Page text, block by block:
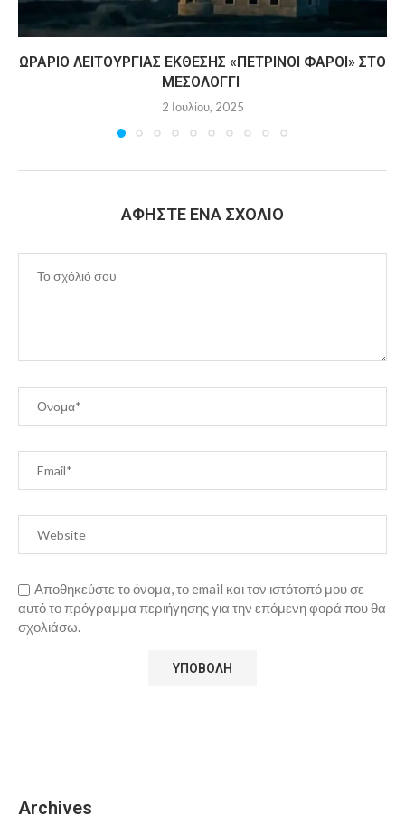
ΩΡΆΡΙΟ ΛΕΙΤΟΥΡΓΊΑΣ ΈΚΘΕΣΗΣ «ΠΈΤΡΙΝΟΙ ΦΆΡΟΙ» ΣΤΟ
ΜΕΣΟΛΌΓΓΙ
2 Ιουλίου, 2025
ΑΦΉΣΤΕ ΈΝΑ ΣΧΌΛΙΟ
Αποθηκεύστε το όνομα, το email και τον ιστότοπό μου σε
αυτό το πρόγραμμα περιήγησης για την επόμενη φορά που θα
σχολιάσω.
Archives